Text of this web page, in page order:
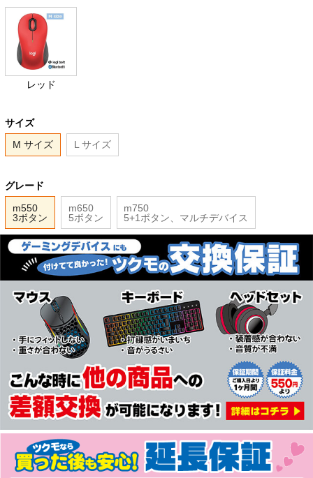
レッド
サイズ
M サイズ
L サイズ
グレード
m550
3ボタン
m650
5ボタン
m750
5+1ボタン、マルチデバイス